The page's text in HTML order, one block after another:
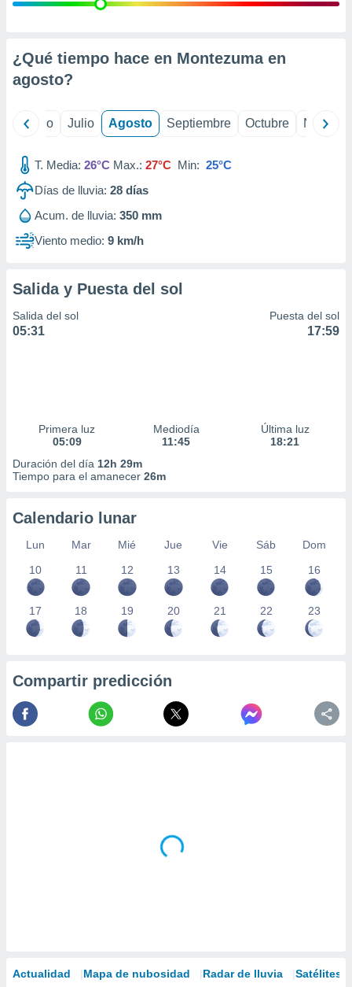
e
mediante
publicidad
de
1199
¿Qué tiempo hace en Montezuma en
agosto?
Junio Julio Agosto Septiembre Octubre
T. Media: 26°C Max.: 27°C Min: 25°C
Días de lluvia: 28 días
Acum. de lluvia: 350 mm
Viento medio: 9 km/h
Salida y Puesta del sol
Salida del sol
05:31
Puesta del sol
17:59
Primera luz
05:09
Mediodía
11:45
Última luz
18:21
Duración del día 12h 29m
Tiempo para el amanecer 26m
Calendario lunar
Lun Mar Mié Jue Vie Sáb
Dom
10
11 12 13 14 15 16
17 18 19 20 21 22 23
Compartir predicción
Actualidad Mapa de nubosidad Radar de lluvia Satélites